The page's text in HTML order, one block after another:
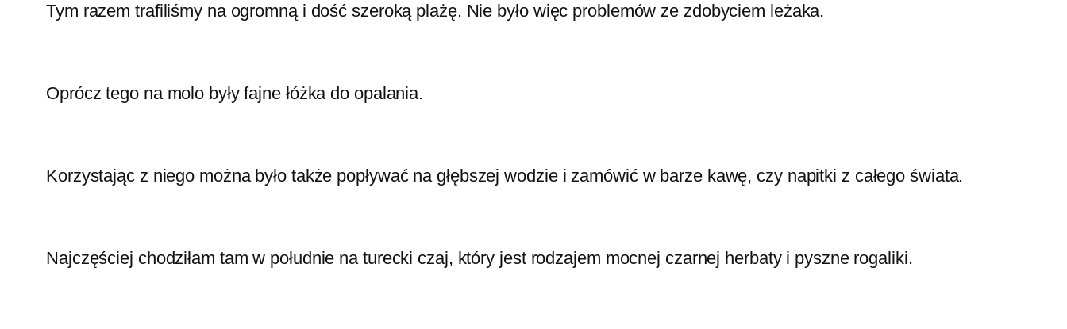
Tym razem trafiliśmy na ogromną i dość szeroką plażę. Nie było więc problemów ze zdobyciem leżaka.
Oprócz tego na molo były fajne łóżka do opalania.
Korzystając z niego można było także popływać na głębszej wodzie i zamówić w barze kawę, czy napitki z całego świata.
Najczęściej chodziłam tam w południe na turecki czaj, który jest rodzajem mocnej czarnej herbaty i pyszne rogaliki.